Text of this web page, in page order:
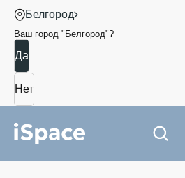
Белгород
Ваш город " Белгород"?